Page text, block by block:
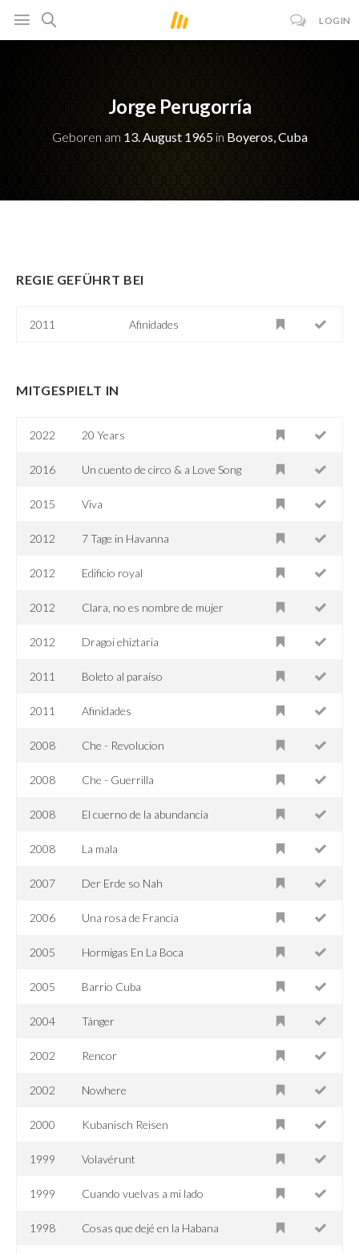
LOGIN
Jorge Perugorría
Geboren am 13. August 1965in Boyeros, Cuba
REGIE GEFÜHRT BEI
2011 Afinidades
MITGESPIELT IN
2022 20 Years
2016 Un cuento de circo & a Love Song
2015 Viva
2012 7 Tage in Havanna
2012 Edificio royal
2012 Clara, no es nombre de mujer
2012 Dragoi ehiztaria
2011 Boleto al paraíso
2011 Afinidades
2008 Che - Revolucion
2008 Che - Guerrilla
2008 El cuerno de la abundancia
2008 La mala
2007 Der Erde so Nah
2006 Una rosa de Francia
2005 Hormigas En La Boca
2005 Barrio Cuba
2004 Tánger
2002 Rencor
2002 Nowhere
2000 Kubanisch Reisen
1999 Volavérunt
1999 Cuando vuelvas a mi lado
1998 Cosas que dejé en la Habana